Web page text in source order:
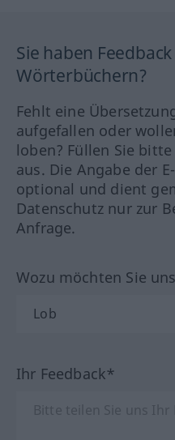
Sie haben
Wörterbüchern?
Fehlt eine
aufgefallen oder
loben? Füllen Sie
aus. Die Angabe der
optional und dient
Datenschutz nur zur
Anfrage.
Wozu möchten Sie
Ihr Feedback*